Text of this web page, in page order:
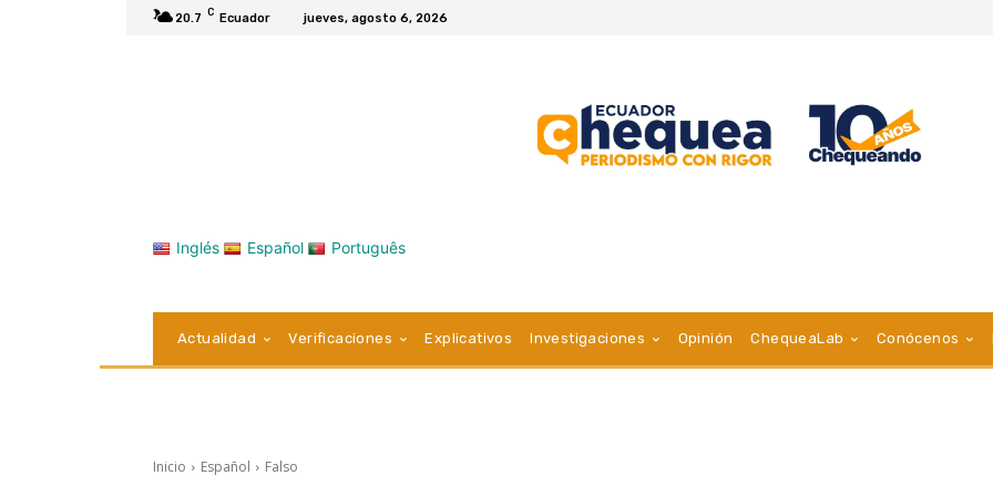
20.7 C Ecuador jueves, agosto 6, 2026
Inglés Español Português
Actualidad Verificaciones Explicativos Investigaciones Opinión ChequeaLab Conócenos
Inicio Español Falso